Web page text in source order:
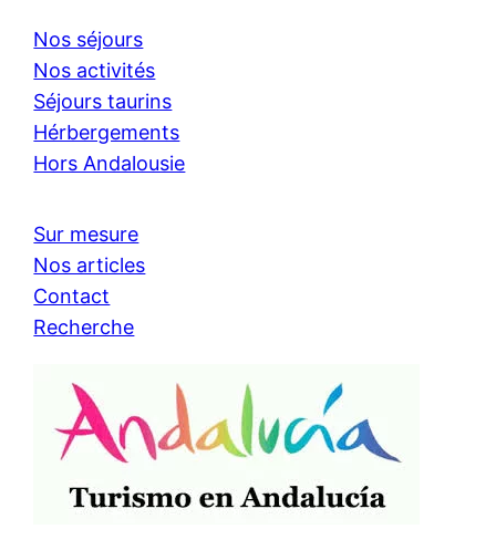
Nos séjours
Nos activités
Séjours taurins
Hérbergements
Hors Andalousie
Sur mesure
Nos articles
Contact
Recherche